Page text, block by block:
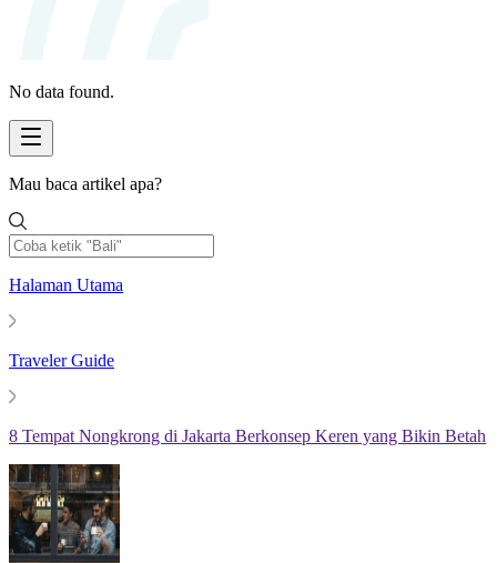
No data found.
Mau baca artikel apa?
Halaman Utama
Traveler Guide
8 Tempat Nongkrong di Jakarta Berkonsep Keren yang Bikin Betah